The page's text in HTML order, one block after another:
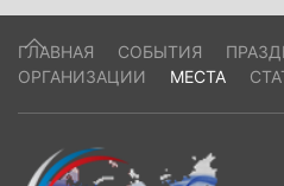
ГЛАВНАЯ СОБЫТИЯ
ОРГАНИЗАЦИИ
МЕСТА